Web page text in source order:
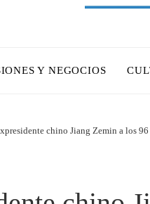
Y NEGOCIOS
chino Jiang Zemin a los 96